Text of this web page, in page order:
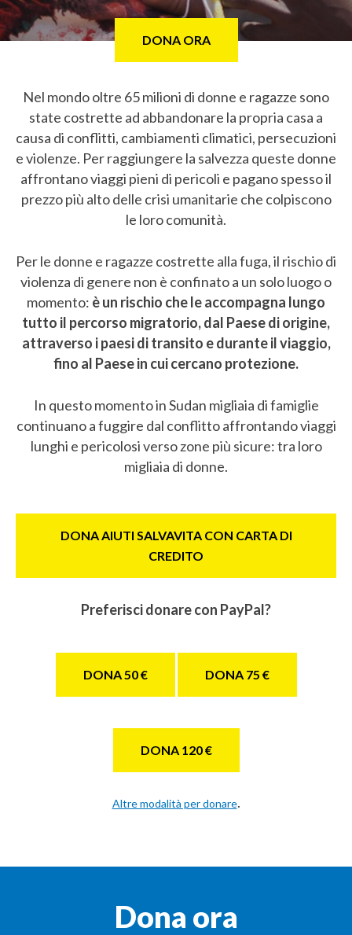
DONA ORA
Nel mondo oltre 65 milioni di donne e ragazze sono
state costrette ad abbandonare la propria casa a
causa di conflitti, cambiamenti climatici, persecuzioni
e violenze. Per raggiungere la salvezza queste donne
affrontano viaggi pieni di pericoli e pagano spesso il
prezzo più alto delle crisi umanitarie che colpiscono
le loro comunità.
Per le donne e ragazze costrette alla fuga, il rischio di
violenza di genere non è confinato a un solo luogo o
momento: è un rischio che le accompagna lungo
tutto il percorso migratorio, dal Paese di origine,
attraverso i paesi di transito e durante il viaggio,
fino al Paese in cui cercano protezione.
In questo momento in Sudan migliaia di famiglie
continuano a fuggire dal conflitto affrontando viaggi
lunghi e pericolosi verso zone più sicure: tra loro
migliaia di donne.
DONA AIUTI SALVAVITA CON CARTA DI
CREDITO
Preferisci donare con PayPal?
DONA 50 € DONA 75 €
DONA 120 €
Altre modalità per donare.
Dona ora